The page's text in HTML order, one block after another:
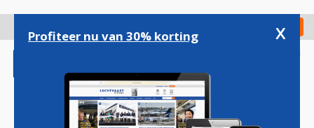
gaan
Check in
Profiteer nu van 30% korting x